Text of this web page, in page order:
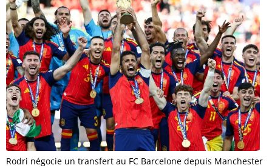
Rodri négocie un transfert au FC Barcelone depuis Manchester